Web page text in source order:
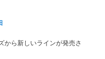
から新しいラインが発売さ